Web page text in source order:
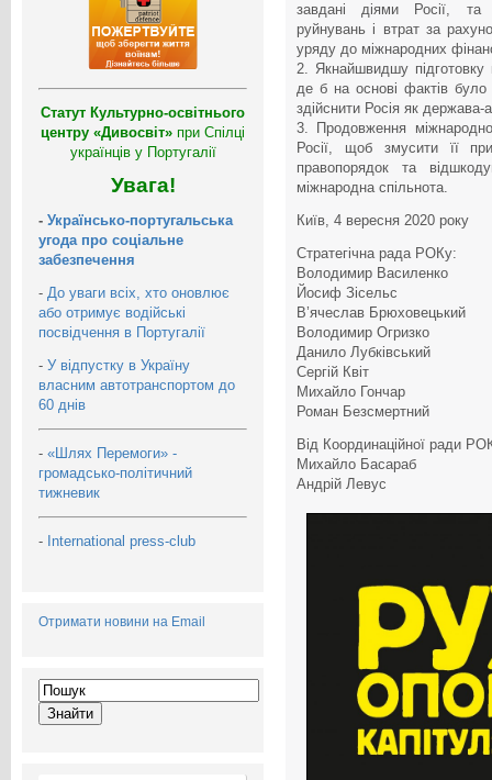
Статут Культурно-освітнього
центру «Дивосвіт» при Спілці
українців у Португалії
Увага!
- Українсько-португальська
угода про соціальне
забезпечення
- До уваги всіх, хто оновлює
або отримує водійські
посвідчення в Португалії
- У відпустку в Україну
власним автотранспортом до
60 днів
- «Шлях Перемоги» -
громадсько-політичний
тижневик
- International press-club
Отримати новини на Email
завдані діями Росії, та
руйнувань і втрат за
уряду до міжнародних
2. Якнайшвидшу підготовку
де б на основі фактів було
здійснити Росія як держава-
3. Продовження
Росії, щоб змусити її
правопорядок та
міжнародна спільнота.
Київ, 4 вересня 2020 року
Стратегічна рада РОКу:
Володимир Василенко
Йосиф Зісельс
В’ячеслав Брюховецький
Володимир Огризко
Данило Лубківський
Сергій Квіт
Михайло Гончар
Роман Безсмертний
Від Координаційної ради
Михайло Басараб
Андрій Левус